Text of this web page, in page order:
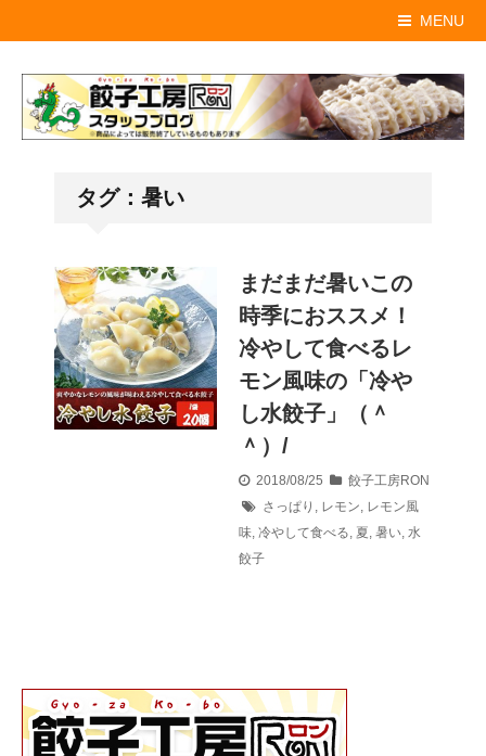
MENU
タグ：暑い
まだまだ暑いこの
時季におススメ！
冷やして食べるレ
モン風味の「冷や
し水餃子」（＾
＾）/
2018/08/25
餃子工房RON
さっぱり
レモン
レモン風
味 冷やして食べる 夏 暑い 水
餃子